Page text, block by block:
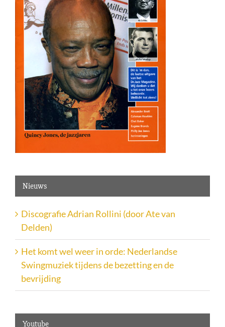
Nieuws
Discografie Adrian Rollini (door Ate van
Delden)
Het komt wel weer in orde: Nederlandse
Swingmuziek tijdens de bezetting en de
bevrijding
Youtube